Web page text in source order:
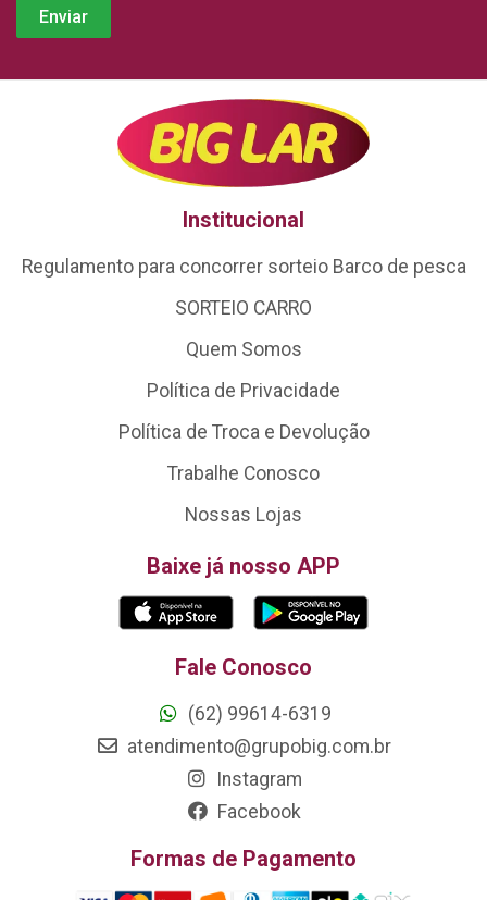
Institucional
Regulamento para concorrer sorteio Barco de pesca
SORTEIO CARRO
Quem Somos
Política de Privacidade
Política de Troca e Devolução
Trabalhe Conosco
Nossas Lojas
Baixe já nosso APP
Fale Conosco
(62) 99614-6319
atendimento@grupobig.com.br
Instagram
Facebook
Formas de Pagamento